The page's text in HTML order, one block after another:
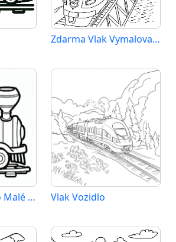
Zdarma Vlak Vymalovatelné
Zdarma Vlak pro Malé Děti Vlak Vozidlo